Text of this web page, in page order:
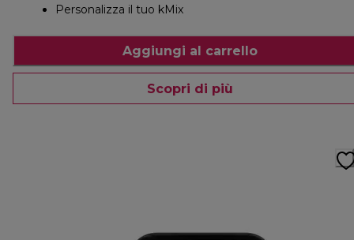
Personalizza il tuo kMix
Aggiungi al carrello
Scopri di più